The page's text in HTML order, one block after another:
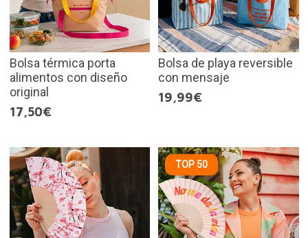
Bolsa térmica porta
alimentos con diseño
original
17,50€
Bolsa de playa reversible
con mensaje
19,99€
TOP 50